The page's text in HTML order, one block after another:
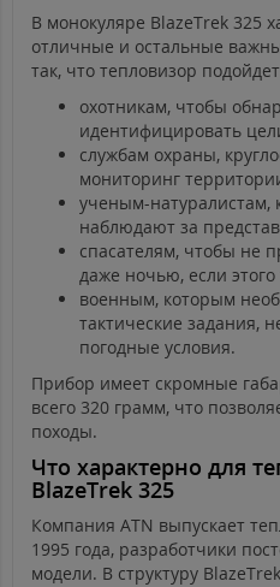
В монокуляре BlazeTrek 325
отличные и остальные
так, что тепловизор
охотникам, чтобы
идентифицировать
службам охраны,
мониторинг
ученым-
наблюдают за
спасателям, чтобы не
даже ночью, если этого
военным, которым
тактические задания,
погодные условия.
Прибор имеет скромные
всего 320 грамм, что
походы.
Что характерно для
BlazeTrek 325
Компания ATN выпускает
1995 года, разработчики
модели. В структуру